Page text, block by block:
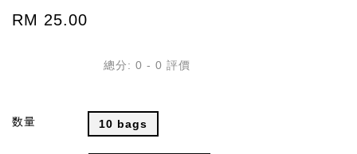
RM 25.00
總分: 0 - 0 評價
数量 10 bags